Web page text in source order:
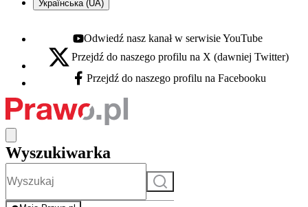
Українська (UA)
Youtube - otwiera się w nowej karcie
Odwiedź nasz kanał w serwisie YouTube
X - otwiera się w nowej karcie
Przejdź do naszego profilu na X (dawniej Twitter)
Facebook - otwiera się w nowej karcie
Przejdź do naszego profilu na Facebooku
Wyszukiwarka
Szukaj